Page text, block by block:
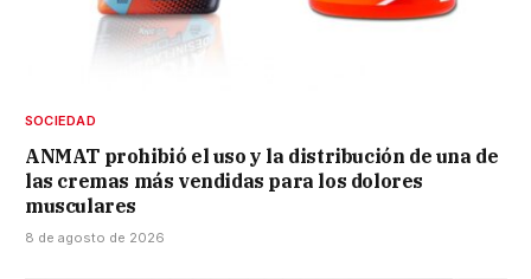
SOCIEDAD
ANMAT prohibió el uso y la distribución de una de
las cremas más vendidas para los dolores
musculares
8 de agosto de 2026